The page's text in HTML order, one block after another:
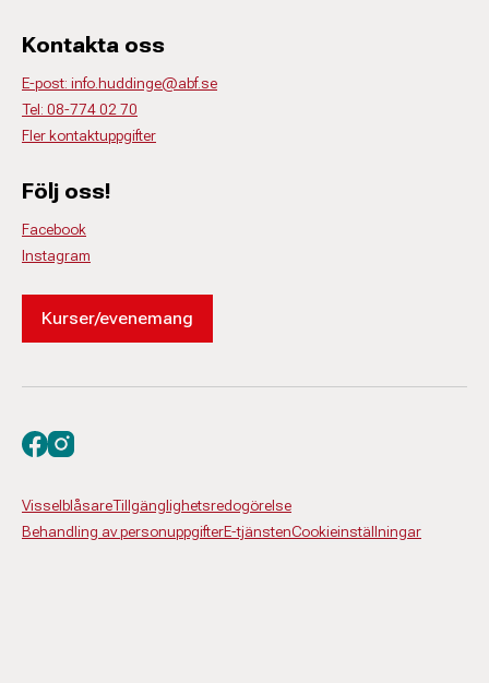
Kontakta oss
E-post: info.huddinge@abf.se
Tel: 08-774 02 70
Fler kontaktuppgifter
Följ oss!
Facebook
Instagram
Kurser/evenemang
VisselblåsareTillgänglighetsredogörelse
Behandling av personuppgifterE-tjänstenCookieinställningar
Besök oss på facebook
Besök oss på instagram